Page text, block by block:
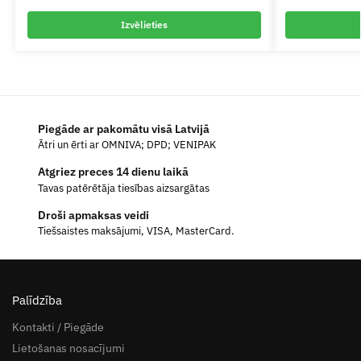
Izvēlieties
Piegāde ar pakomātu visā Latvijā
Ātri un ērti ar OMNIVA; DPD; VENIPAK
Atgriez preces 14 dienu laikā
Tavas patērētāja tiesības aizsargātas
Droši apmaksas veidi
Tiešsaistes maksājumi, VISA, MasterCard.
Palīdzība
Kontakti / Piegāde
Lietošanas nosacījumi